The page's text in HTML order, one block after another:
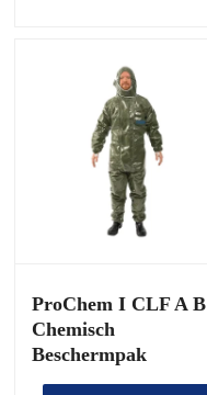
ProChem I CLF A B
Chemisch
Beschermpak